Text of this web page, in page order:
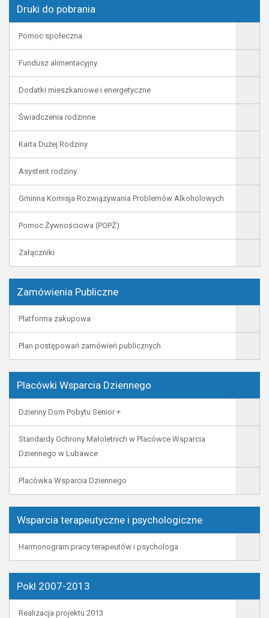
Druki do pobrania
Pomoc społeczna
Fundusz alimentacyjny
Dodatki mieszkaniowe i energetyczne
Świadczenia rodzinne
Karta Dużej Rodziny
Asystent rodziny
Gminna Komisja Rozwiązywania Problemów Alkoholowych
Pomoc Żywnościowa (POPŻ)
Załączniki
Zamówienia Publiczne
Platforma zakupowa
Plan postępowań zamówień publicznych
Placówki Wsparcia Dziennego
Dzienny Dom Pobytu Senior +
Standardy Ochrony Małoletnich w Placówce Wsparcia
Dziennego w Lubawce
Placówka Wsparcia Dziennego
Wsparcia terapeutyczne i psychologiczne
Harmonogram pracy terapeutów i psychologa
Pokl 2007-2013
Realizacja projektu 2013